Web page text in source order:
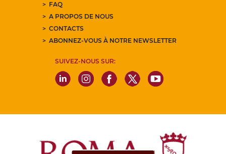
FAQ
A PROPOS DE NOUS
CONTACTS
ABONNEZ-VOUS À NOTRE NEWSLETTER
SUIVEZ-NOUS SUR: